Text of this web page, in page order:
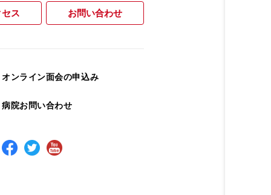
ス お問い合わせ
オンライン面会の申込み
病院お問い合わせ